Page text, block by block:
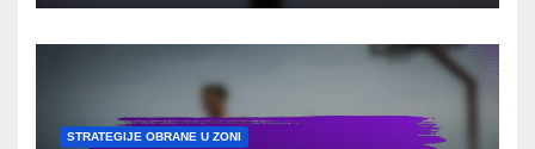
STRATEGIJE OBRANE U ZONI